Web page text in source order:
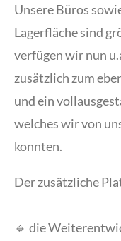
Unsere Büros
Lagerfläche sind
verfügen wir nun
zusätzlich zum
und ein
welches wir von
konnten.
Der zusätzliche
🔹 die